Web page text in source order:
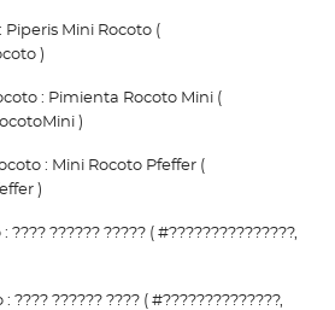
Mini Rocoto (
)
: Pimienta Rocoto Mini (
)
: Mini Rocoto Pfeffer (
)
?????? ????? ( #???????????????,
?????? ???? ( #??????????????,